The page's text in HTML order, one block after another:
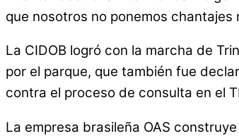
que nosotros no ponemos
La CIDOB logró con la marcha de
por el parque, que también fue
contra el proceso de consulta en el
La empresa brasileña OAS